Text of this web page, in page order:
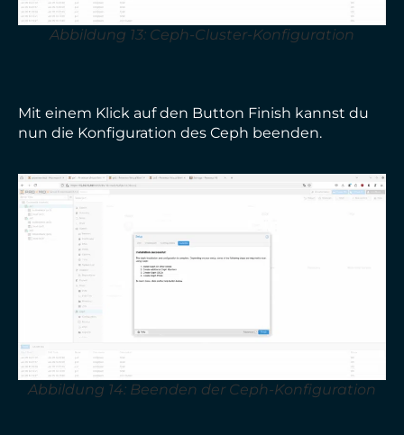
Abbildung 13: Ceph-Cluster-Konfiguration
Mit einem Klick auf den Button Finish kannst du
nun die Konfiguration des Ceph beenden.
Abbildung 14: Beenden der Ceph-Konfiguration